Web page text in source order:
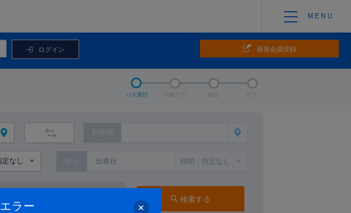
ログイン 新規会員登録
バス選択 確認 完了
到着地
検索する
エラー